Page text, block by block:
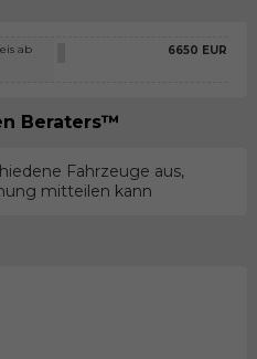
ab 6650 EUR
Beraters™
Fahrzeuge aus,
mitteilen kann